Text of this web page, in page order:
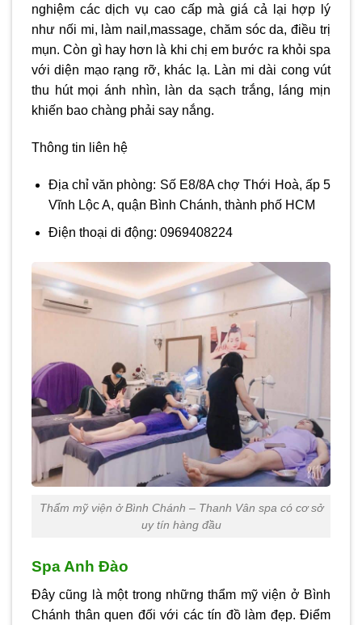
nghiệm các dịch vụ cao cấp mà giá cả lại hợp lý
như nối mi, làm nail,massage, chăm sóc da, điều trị
mụn. Còn gì hay hơn là khi chị em bước ra khỏi spa
với diện mạo rạng rỡ, khác lạ. Làn mi dài cong vút
thu hút mọi ánh nhìn, làn da sạch trắng, láng mịn
khiến bao chàng phải say nắng.
Thông tin liên hệ
Địa chỉ văn phòng: Số E8/8A chợ Thới Hoà, ấp 5
Vĩnh Lộc A, quận Bình Chánh, thành phố HCM
Điện thoại di động: 0969408224
Thẩm mỹ viện ở Bình Chánh – Thanh Vân spa có cơ sở
uy tín hàng đầu
Spa Anh Đào
Đây cũng là một trong nhữngthẩm mỹ viện ở Bình
Chánh thân quen đối với các tín đồ làm đẹp. Điểm